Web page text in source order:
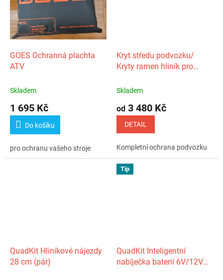
GOES Ochranná plachta
ATV
Skladem
1 695 Kč
Do košíku
pro ochranu vašeho stroje
Kryt středu podvozku/
Kryty ramen hliník pro
Skladem
od 3 480 Kč
DETAIL
Kompletní ochrana podvozku
QuadKit Hliníkové nájezdy
28 cm (pár)
Tip
QuadKit Inteligentní
nabíječka baterií 6V/12V